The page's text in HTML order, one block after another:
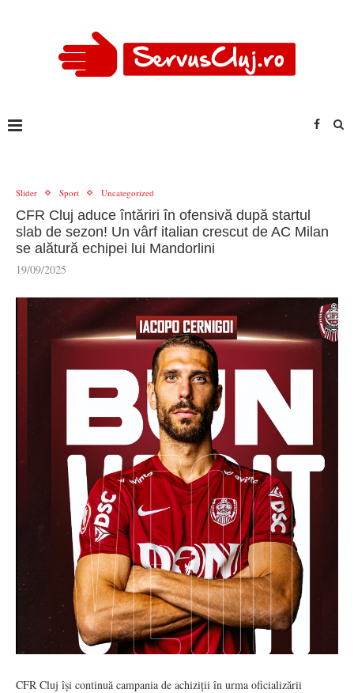
Slider Sport Uncategorized
CFR Cluj aduce întăriri în ofensivă după startul
slab de sezon! Un vârf italian crescut de AC Milan
se alătură echipei lui Mandorlini
19/09/2025
CFR Cluj își continuă campania de achiziții în urma oficializării